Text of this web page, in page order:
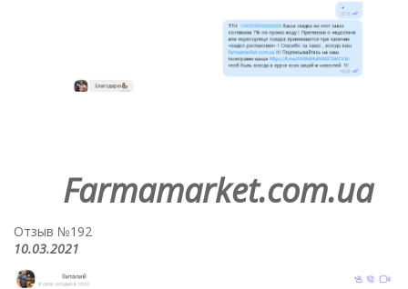
Farmamarket.com.ua
Отзыв №192
10.03.2021